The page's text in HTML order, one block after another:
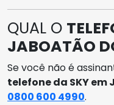
QUAL O
JABOATÃO
Se você não é
telefone da SKY
0800 600 4990.